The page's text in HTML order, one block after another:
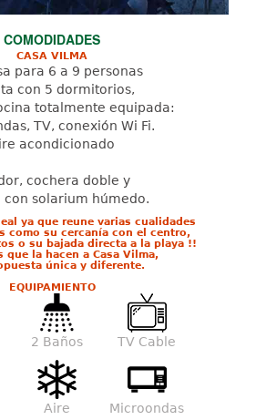
COMODIDADES
CASA VILMA
para 6 a 9 personas
con 5 dormitorios,
totalmente equipada:
TV, conexión Wi Fi.
acondicionado
cochera doble y
con solarium húmedo.
ya que reune varias cualidades
como su cercanía con el centro,
o su bajada directa a la playa !!
que la hacen a Casa Vilma,
única y diferente.
EQUIPAMIENTO
2 Baños TV Cable
Aire Microondas